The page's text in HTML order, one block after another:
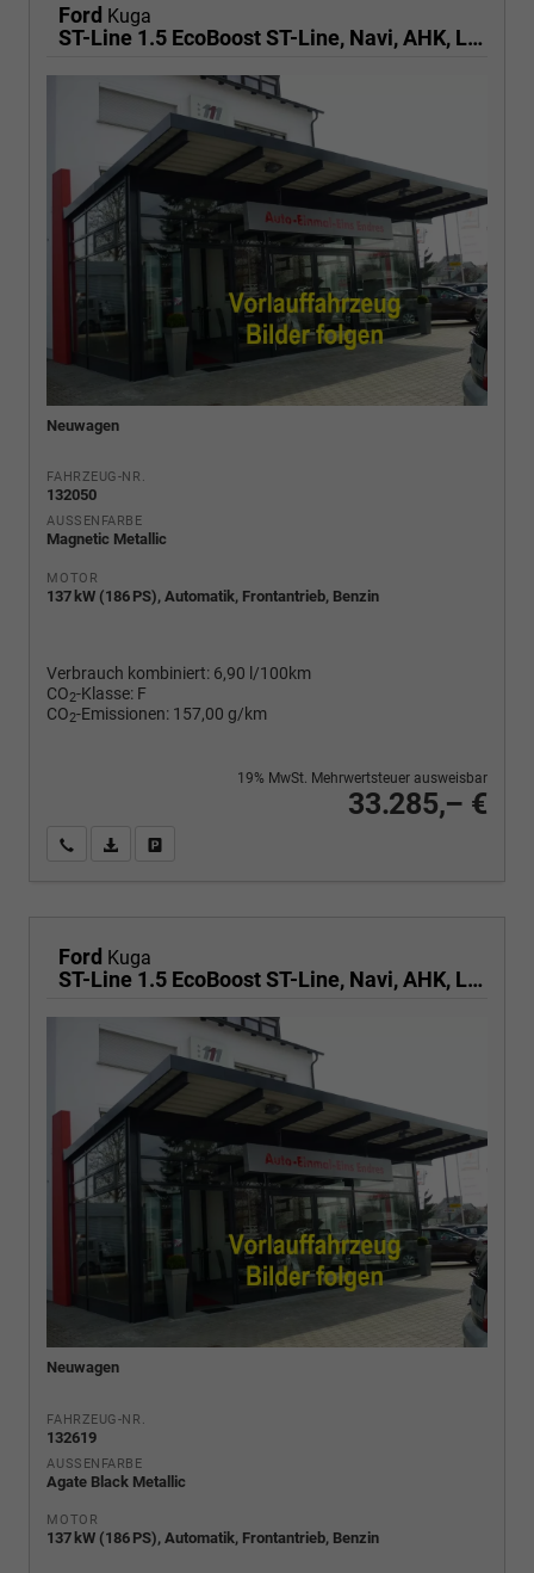
Ford Kuga
ST-Line 1.5 EcoBoost ST-Line, Navi, AHK, LED, Kamera, Winter, FS beheizbar, 5 J.-Garantie
Neuwagen
FAHRZEUG-NR.
132050
AUSSENFARBE
Magnetic Metallic
MOTOR
137 kW (186 PS), Automatik, Frontantrieb, Benzin
Verbrauch kombiniert: 6,90 l/100km
CO2-Klasse: F
CO2-Emissionen: 157,00 g/km
33.285,– €
19% MwSt. Mehrwertsteuer ausweisbar
Wir rufen Sie anPDF-Fahrzeugexposé drucken
Ford Kuga
ST-Line 1.5 EcoBoost ST-Line, Navi, AHK, LED, Kamera, Winter, FS beheizbar, 5 J.-Garantie
Neuwagen
FAHRZEUG-NR.
132619
AUSSENFARBE
Agate Black Metallic
MOTOR
137 kW (186 PS), Automatik, Frontantrieb, Benzin